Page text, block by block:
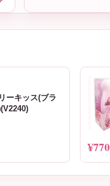
ーキッス(ブラ
¥770